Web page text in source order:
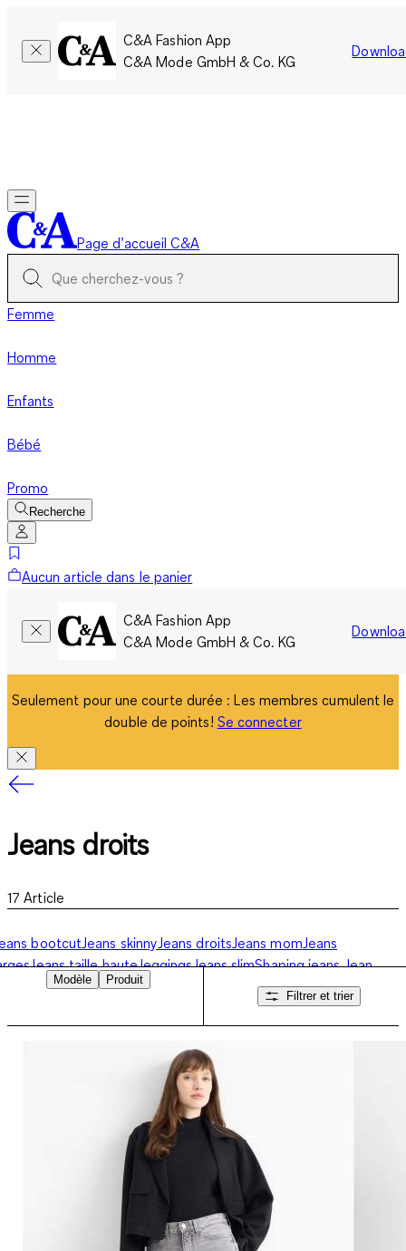
C&A Fashion App
C&A Mode GmbH & Co. KG
Page d’accueil C&A
Femme
Homme
Enfants
Bébé
Promo
Recherche
Aucun article dans le panier
C&A Fashion App
C&A Mode GmbH & Co. KG
Seulement pour une courte durée : Les membres cumulent le
double de points! Se connecter
Jeans droits
17 Article
bootcut Jeans skinny Jeans droits Jeans mom Jeans
Jeans taille hauteJeggingsJeans slimShaping jeansJean
Shorts en jean
Modèle
Produit
Filtrer et trier